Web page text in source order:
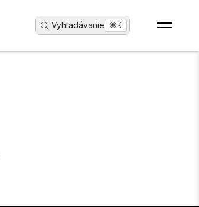
Vyhľadávanie ...⌘K